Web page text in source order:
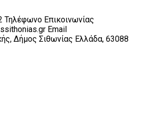
Τηλέφωνο Επικοινωνίας
Email
Δήμος Σιθωνίας Ελλάδα, 63088